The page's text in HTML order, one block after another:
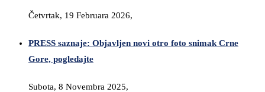
Četvrtak, 19 Februara 2026,
PRESS saznaje: Objavljen novi otro foto snimak Crne
Gore, pogledajte
Subota, 8 Novembra 2025,